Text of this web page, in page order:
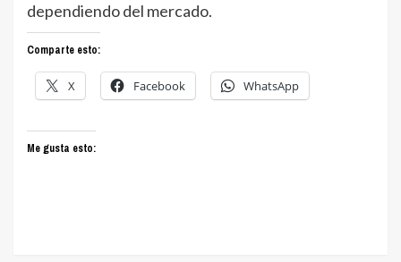
dependiendo del mercado.
Comparte esto:
X Facebook WhatsApp
Me gusta esto: